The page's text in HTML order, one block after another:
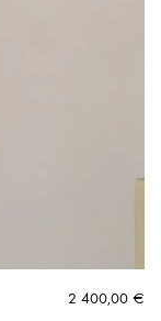
2 400,00 €